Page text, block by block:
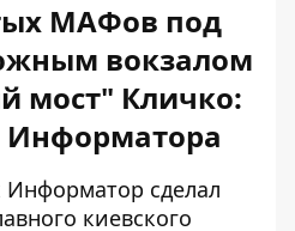
МАФов под
вокзалом
мост" Кличко:
Информатора
сделал
киевского